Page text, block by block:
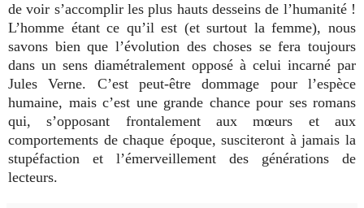
de voir s’accomplir les plus hauts desseins de l’humanité !
L’homme étant ce qu’il est (et surtout la femme), nous
savons bien que l’évolution des choses se fera toujours
dans un sens diamétralement opposé à celui incarné par
Jules Verne. C’est peut-être dommage pour l’espèce
humaine, mais c’est une grande chance pour ses romans
qui, s’opposant frontalement aux mœurs et aux
comportements de chaque époque, susciteront à jamais la
stupéfaction et l’émerveillement des générations de
lecteurs.